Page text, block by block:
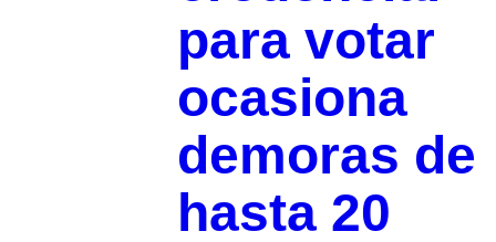
para votar
ocasiona
demoras de
hasta 20